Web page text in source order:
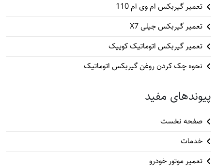
تعمیر گیربکس ام وی ام 110
تعمیر گیربکس جیلی X7
تعمیر گیربکس اتوماتیک کوییک
نحوه چک کردن روغن گیربکس اتوماتیک
پیوندهای مفید
صفحه نخست
خدمات
تعمیر موتور خودرو